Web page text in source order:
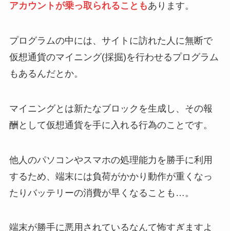
アカウントが乗っ取られることもあります。
プログラムの中には、サイトに訪れた人に無断で
仮想通貨のマイニング(採掘)を行わせるプログラム
もあるんだとか。
マイニングとは新たなブロックを生成し、その報
酬として仮想通貨を手に入れる行為のことです。
他人のパソコンやスマホの処理能力を勝手に利用
するため、端末には負荷がかかり動作が重くなっ
たりバッテリーの消費が早くなることも…。
端末が勝手に悪用されているなんて怖すぎますよ